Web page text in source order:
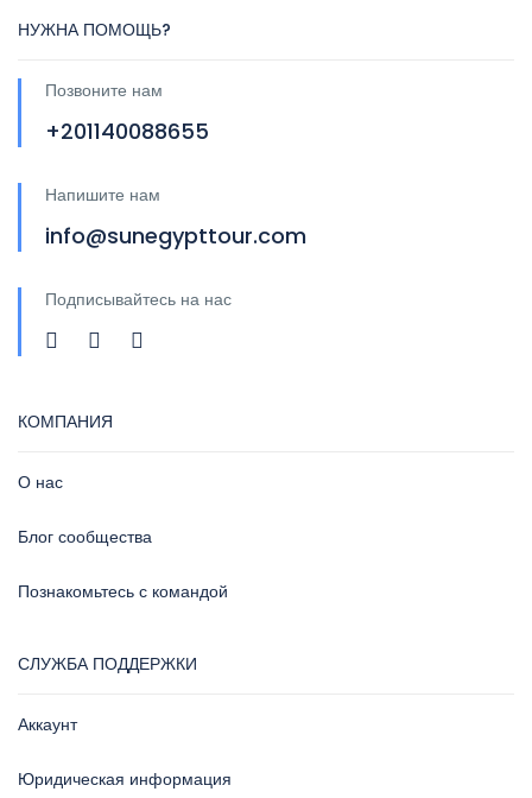
НУЖНА ПОМОЩЬ?
Позвоните нам
+201140088655
Напишите нам
info@sunegypttour.com
Подписывайтесь на нас
КОМПАНИЯ
О нас
Блог сообщества
Познакомьтесь с командой
СЛУЖБА ПОДДЕРЖКИ
Аккаунт
Юридическая информация